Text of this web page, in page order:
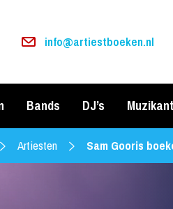
info@artiestboeken.nl
Bands DJ’s
Artiesten Sam Gooris